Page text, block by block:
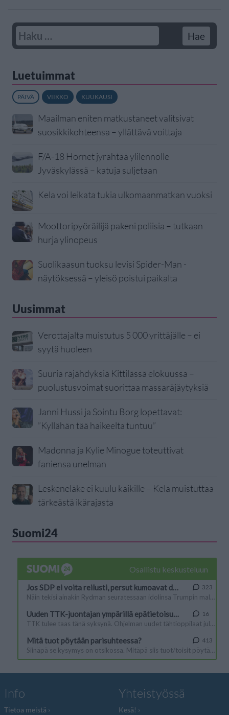
Luetuimmat
PÄIVÄ VIIKKO KUUKAUSI
Maailman eniten matkustaneet valitsivat
suosikkikohteensa – yllättävä voittaja
F/A-18 Hornet jyrähtää ylilennolle
Jyväskylässä – katuja suljetaan
Kela voi leikata tukia ulkomaanmatkan vuoksi
Moottoripyöräilijä pakeni poliisia – tutkaan
hurja ylinopeus
Suolikaasun tuoksu levisi Spider-Man -
näytöksessä – yleisö poistui paikalta
Uusimmat
Verottajalta muistutus 5 000 yrittäjälle – ei
syytä huoleen
Suuria räjähdyksiä Kittilässä elokuussa –
puolustusvoimat suorittaa massaräjäytyksiä
Janni Hussi ja Sointu Borg lopettavat:
”Kyllähän tää haikeelta tuntuu”
Madonna ja Kylie Minogue toteuttivat
faniensa unelman
Leskeneläke ei kuulu kaikille – Kela muistuttaa
tärkeästä ikärajasta
Suomi24
Info
Tietoa meistä
Yhteistyössä
Kesä!